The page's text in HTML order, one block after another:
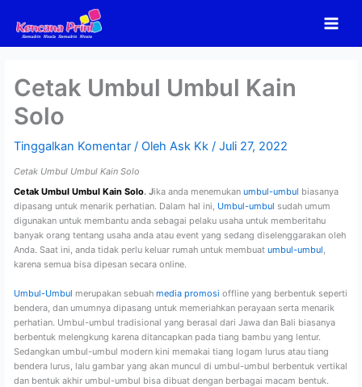
konten
Cetak Umbul Umbul Kain
Solo
Tinggalkan Komentar / Oleh Ask Kk / Juli 27, 2022
Cetak Umbul Umbul Kain Solo
Cetak Umbul Umbul Kain Solo. Jika anda menemukan umbul-umbul biasanya
dipasang untuk menarik perhatian. Dalam hal ini, Umbul-umbul sudah umum
digunakan untuk membantu anda sebagai pelaku usaha untuk memberitahu
banyak orang tentang usaha anda atau event yang sedang diselenggarakan oleh
Anda. Saat ini, anda tidak perlu keluar rumah untuk membuat umbul-umbul,
karena semua bisa dipesan secara online.
Umbul-Umbul merupakan sebuah media promosi offline yang berbentuk seperti
bendera, dan umumnya dipasang untuk memeriahkan perayaan serta menarik
perhatian. Umbul-umbul tradisional yang berasal dari Jawa dan Bali biasanya
berbentuk melengkung karena ditancapkan pada tiang bambu yang lentur.
Sedangkan umbul-umbul modern kini memakai tiang logam lurus atau tiang
bendera lurus, lalu gambar yang akan muncul di umbul-umbul berbentuk vertikal
dan bentuk akhir umbul-umbul bisa dibuat dengan berbagai macam bentuk.